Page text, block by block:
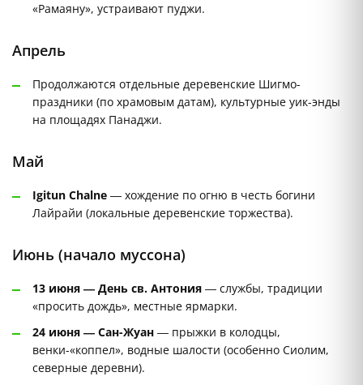
«Рамаяну», устраивают пуджи.
Апрель
Продолжаются отдельные деревенские Шигмо-
праздники (по храмовым датам), культурные уик-энды
на площадях Панаджи.
Май
Igitun Chalne — хождение по огню в честь богини
Лайрайи (локальные деревенские торжества).
Июнь (начало муссона)
13 июня — День св. Антония — службы, традиции
«просить дождь», местные ярмарки.
24 июня — Сан-Жуан — прыжки в колодцы,
венки-«коппел», водные шалости (особенно Сиолим,
северные деревни).